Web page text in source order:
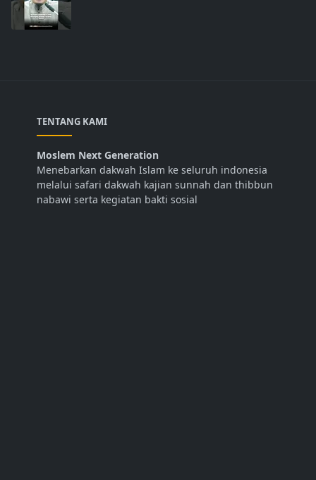
TENTANG KAMI
Moslem Next Generation
Menebarkan dakwah Islam ke seluruh indonesia
melalui safari dakwah kajian sunnah dan thibbun
nabawi serta kegiatan bakti sosial